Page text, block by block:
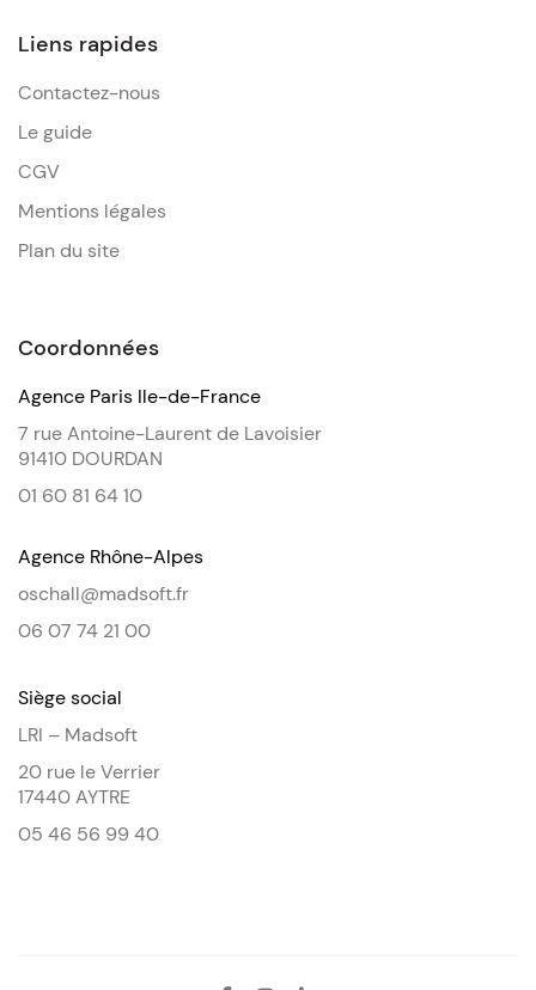
Liens rapides
Contactez-nous
Le guide
CGV
Mentions légales
Plan du site
Coordonnées
Agence Paris Ile-de-France
7 rue Antoine-Laurent de Lavoisier
91410 DOURDAN
01 60 81 64 10
Agence Rhône-Alpes
oschall@madsoft.fr
06 07 74 21 00
Siège social
LRI – Madsoft
20 rue le Verrier
17440 AYTRE
05 46 56 99 40